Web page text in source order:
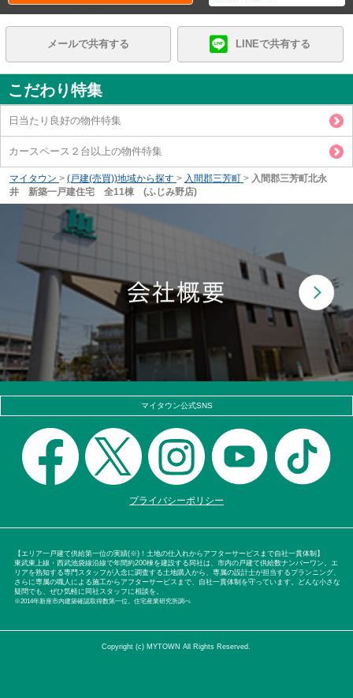
メールで共有する LINEで共有する
こだわり特集
日当たり良好の物件特集
カースペース２台以上の物件特集
マイタウン > (戸建(売買))地域から探す > 入間郡三芳町 > 入間郡三芳町北永
井 新築一戸建住宅 全11棟 (ふじみ野店)
マイタウン公式SNS
プライバシーポリシー
【エリア一戸建て供給第一位の実績(※)！土地の仕入れからアフターサービスまで自社一貫体制】
東武東上線・西武池袋線沿線で年間約200棟を建設する同社は、市内の戸建て供給数ナンバーワン。エ
リアを熟知する専門スタッフが入念に調査する土地購入から、専属の設計士が担当するプランニング、
さらに専属の職人による施工からアフターサービスまで、自社一貫体制を守っています。どんな小さな
疑問でも、ぜひ気軽に同社スタッフに相談を。
※2014年新座市内建築確認取得数第一位。住宅産業研究所調べ
Copyright (c) MYTOWN All Rights Reserved.